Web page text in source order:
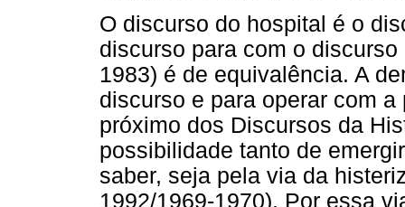
O discurso do hospital é o
discurso para com o
1983) é de equivalência. A
discurso e para operar com
próximo dos Discursos da
possibilidade tanto de
saber, seja pela via da
1992/1969-1970). Por essa